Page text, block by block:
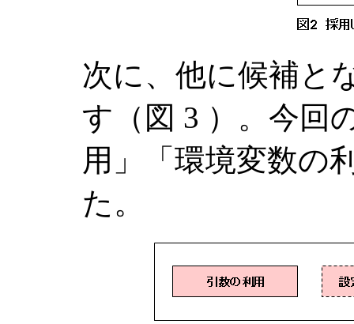
次に、他に候補と
す（図 3 ）。今回
用」「環境変数の
た。